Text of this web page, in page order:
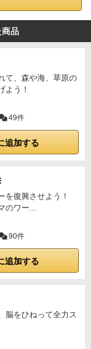
は大事）・どれか
り、無役が発生す
商品
て、森や海、草原の
よう！
49件
追加する
を復興させよう！
のワー...
90件
追加する
脳をひねって全力ス